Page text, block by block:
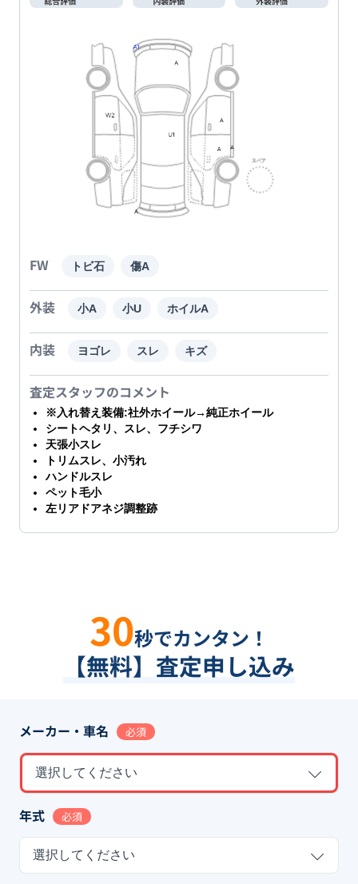
FW トビ石 傷A
外装 小A 小U ホイルA
内装 ヨゴレ スレ キズ
査定スタッフのコメント
※入れ替え装備:社外ホイール→純正ホイール
シートヘタリ、スレ、フチシワ
天張小スレ
トリムスレ、小汚れ
ハンドルスレ
ペット毛小
左リアドアネジ調整跡
30秒でカンタン！
【無料】査定申し込み
メーカー・車名 必須
選択してください
年式 必須
選択してください